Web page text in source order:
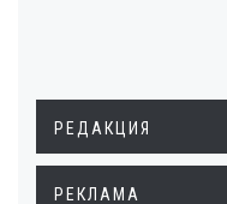
РЕДАКЦИЯ
РЕКЛАМА